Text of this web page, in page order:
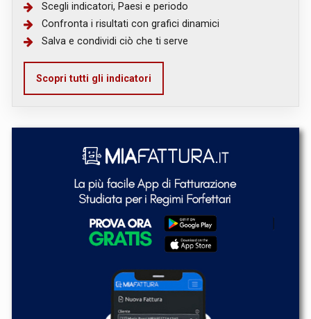
Scegli indicatori, Paesi e periodo
Confronta i risultati con grafici dinamici
Salva e condividi ciò che ti serve
Scopri tutti gli indicatori